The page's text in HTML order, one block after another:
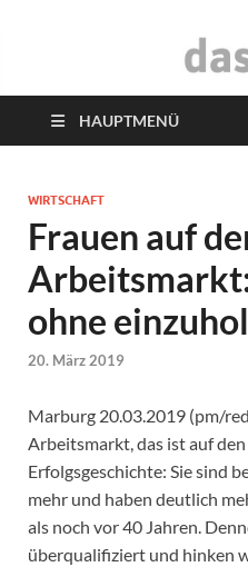
das
HAUPTMENÜ
WIRTSCHAFT
Frauen auf
ohne
20. März 2019
Marburg 20.03.2019 (pm/
Arbeitsmarkt, das ist auf
Erfolgsgeschichte: Sie sind
mehr und haben deutlich
als noch vor 40 Jahren.
überqualifiziert und hinken